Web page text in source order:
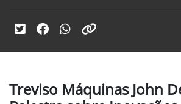
Treviso Máquinas John